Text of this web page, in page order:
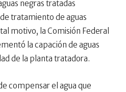
negras tratadas
tratamiento de aguas
motivo, la Comisión Federal
la capación de aguas
de la planta tratadora.
compensar el agua que